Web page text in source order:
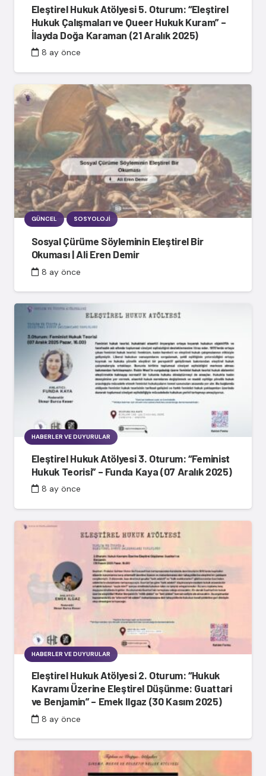
Eleştirel Hukuk Atölyesi 5. Oturum: “Eleştirel
Hukuk Çalışmaları ve Queer Hukuk Kuram” –
İlayda Doğa Karaman (21 Aralık 2025)
8 ay önce
GÜNCEL SOSYOLOJI
Sosyal Çürüme Söyleminin Eleştirel Bir
Okuması | Ali Eren Demir
8 ay önce
HABERLER VE DUYURULAR
Eleştirel Hukuk Atölyesi 3. Oturum: “Feminist
Hukuk Teorisi” – Funda Kaya (07 Aralık 2025)
8 ay önce
HABERLER VE DUYURULAR
Eleştirel Hukuk Atölyesi 2. Oturum: “Hukuk
Kavramı Üzerine Eleştirel Düşünme: Guattari
ve Benjamin” – Emek Ilgaz (30 Kasım 2025)
8 ay önce